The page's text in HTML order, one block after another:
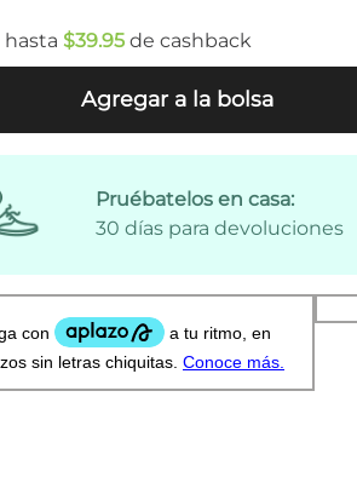
hasta $39.95 de cashback
Agregar a la bolsa
Pruébatelos en casa:
30 días para devoluciones